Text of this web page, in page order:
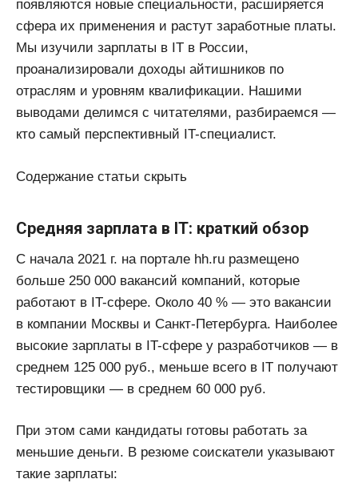
появляются новые специальности, расширяется
сфера их применения и растут заработные платы.
Мы изучили зарплаты в IT в России,
проанализировали доходы айтишников по
отраслям и уровням квалификации. Нашими
выводами делимся с читателями, разбираемся —
кто самый перспективный IT-специалист.
Содержание статьи скрыть
Средняя зарплата в IT: краткий обзор
С начала 2021 г. на портале hh.ru размещено
больше 250 000 вакансий компаний, которые
работают в IT-сфере. Около 40 % — это вакансии
в компании Москвы и Санкт-Петербурга. Наиболее
высокие зарплаты в IT-сфере у разработчиков — в
среднем 125 000 руб., меньше всего в IT получают
тестировщики — в среднем 60 000 руб.
При этом сами кандидаты готовы работать за
меньшие деньги. В резюме соискатели указывают
такие зарплаты: